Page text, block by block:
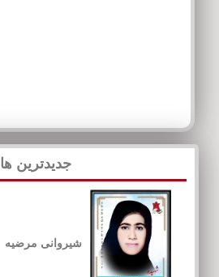
جدیدترین ها
شیروانی مرضیه